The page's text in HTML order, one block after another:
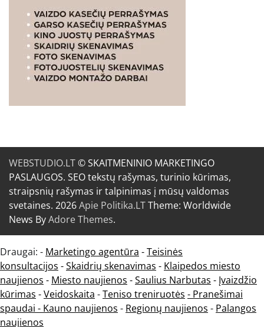
WEBSTUDIO.LT© SKAITMENINIO MARKETINGO
PASLAUGOS. SEO tekstų rašymas, turinio kūrimas,
straipsnių rašymas ir talpinimas į mūsų valdomas
svetaines. 2026Apie Politika.LTTheme: Worldwide
News ByAdore Themes.
Draugai: - Marketingo agentūra -Teisinės
konsultacijos -Skaidrių skenavimas - Klaipedos miesto
naujienos - Miesto naujienos -Saulius Narbutas - Įvaizdžio
kūrimas -Veidoskaita -Teniso treniruotės - Pranešimai
spaudai - Kauno naujienos - Regionų naujienos - Palangos
naujienos